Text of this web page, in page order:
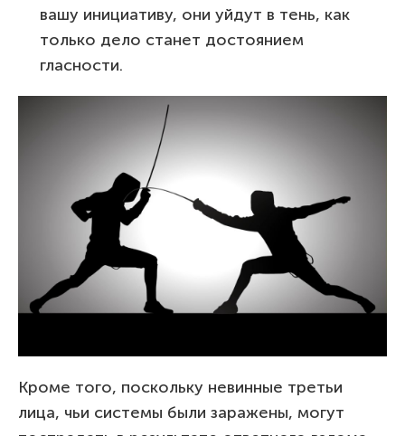
вашу инициативу, они уйдут в тень, как
только дело станет достоянием
гласности.
Кроме того, поскольку невинные третьи
лица, чьи системы были заражены, могут